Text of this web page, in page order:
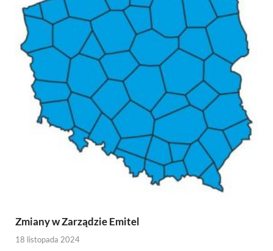
Zmiany w Zarządzie Emitel
18 listopada 2024